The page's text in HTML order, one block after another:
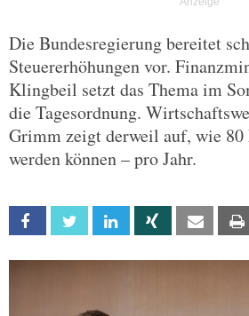
Die Bundesregierung bereitet
Steuererhöhungen vor.
Klingbeil setzt das Thema im
die Tagesordnung.
Grimm zeigt derweil auf, wie 80
werden können – pro Jahr.
Facebook Twitter Linkedin Xing Email